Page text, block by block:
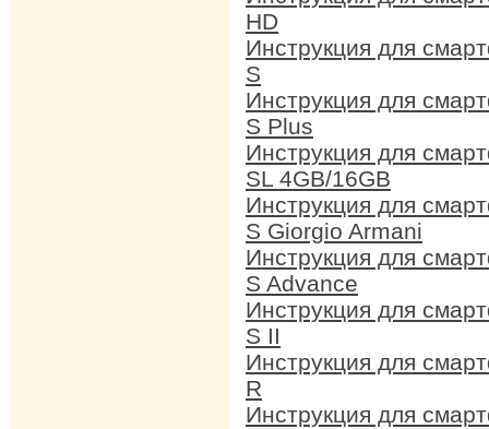
HD
Инструкция для
S
Инструкция для
S Plus
Инструкция для
SL 4GB/16GB
Инструкция для
S Giorgio Armani
Инструкция для
S Advance
Инструкция для
S II
Инструкция для
R
Инструкция для